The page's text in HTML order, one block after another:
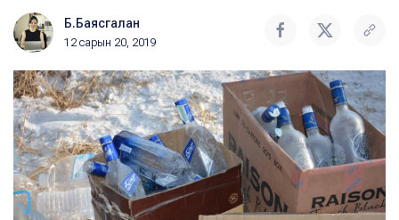
Б.Баясгалан
12 сарын 20, 2019